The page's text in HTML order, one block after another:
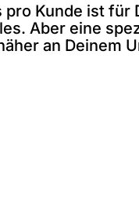
pro Kunde ist
Aber eine
an Deinem